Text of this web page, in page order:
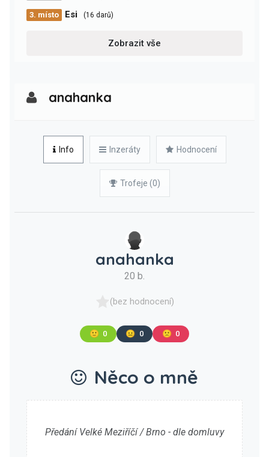
3. místo Esi (16 darů)
Zobrazit vše
anahanka
Info Inzeráty Hodnocení
Trofeje (0)
anahanka
20 b.
(bez hodnocení)
🙂 0 😐 0 🙁 0
Něco o mně
Předání Velké Meziříčí / Brno - dle domluvy